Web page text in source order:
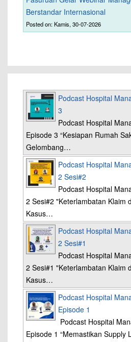
Berstandar Internasional
Posted on: Kamis, 30-07-2026
Podcast Hospital
3
Podcast Hospital
Episode 3 “Kesiapan Rumah
Gelombang…
Podcast Hospital
2 Sesi#2
Podcast Hospital
2 Sesi#2 "Keterlambatan Klaim
Kasus…
Podcast Hospital
2 Sesi#1
Podcast Hospital
2 Sesi#1 "Keterlambatan Klaim
Kasus…
Podcast Hospital
Episode 1
Podcast Hospital
Episode 1 “Memastikan Supply